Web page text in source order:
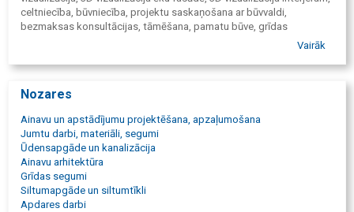
celtniecība, būvniecība, projektu saskaņošana ar būvvaldi,
bezmaksas konsultācijas, tāmēšana, pamatu būve, grīdas
komunikāciju izbūve, kanalizācijas un ūdensapgādes darbi, apdares
montāža, santehnikas darbi, santehnikas uzstādīšana,
cikla celtniecība.
Vairāk
Nozares
Ainavu un apstādījumu projektēšana, apzaļumošana
Jumtu darbi, materiāli, segumi
Ūdensapgāde un kanalizācija
Ainavu arhitektūra
Grīdas segumi
Siltumapgāde un siltumtīkli
Apdares darbi